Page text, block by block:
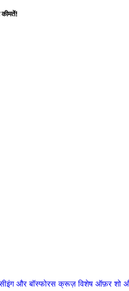
और बॉस्फोरस क्रूज़विशेष ऑफ़रशो